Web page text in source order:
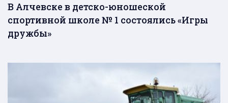
В Алчевске в детско-юношеской
спортивной школе № 1 состоялись «Игры
дружбы»